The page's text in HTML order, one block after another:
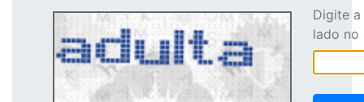
Digite
lado no